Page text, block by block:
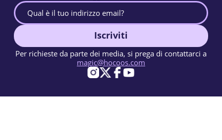
Iscriviti
Per richieste da parte dei media, si prega di contattarci a
magic@hocoos.com